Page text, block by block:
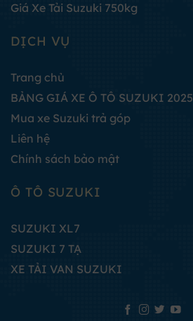
Giá Xe Tải Suzuki 750kg
DỊCH VỤ
Trang chủ
BẢNG GIÁ XE Ô TÔ SUZUKI 2025
Mua xe Suzuki trả góp
Liên hệ
Chính sách bảo mật
Ô TÔ SUZUKI
SUZUKI XL7
SUZUKI 7 TẠ
XE TẢI VAN SUZUKI